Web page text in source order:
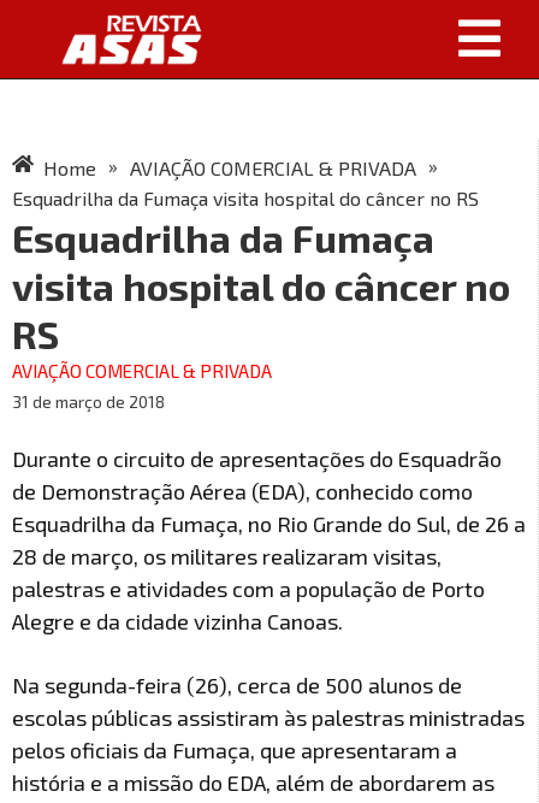
Home » AVIAÇÃO COMERCIAL & PRIVADA »
Esquadrilha da Fumaça visita hospital do câncer no RS
Esquadrilha da Fumaça
visita hospital do câncer no
RS
AVIAÇÃO COMERCIAL & PRIVADA
31 de março de 2018
Durante o circuito de apresentações do Esquadrão
de Demonstração Aérea (EDA), conhecido como
Esquadrilha da Fumaça, no Rio Grande do Sul, de 26 a
28 de março, os militares realizaram visitas,
palestras e atividades com a população de Porto
Alegre e da cidade vizinha Canoas.
Na segunda-feira (26), cerca de 500 alunos de
escolas públicas assistiram às palestras ministradas
pelos oficiais da Fumaça, que apresentaram a
história e a missão do EDA, além de abordarem as